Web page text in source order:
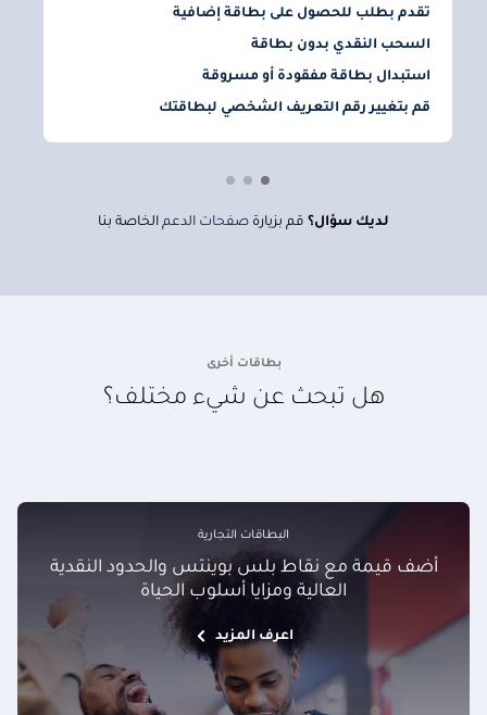
تقدم بطلب للحصول على بطاقة إضافية
السحب النقدي بدون بطاقة
استبدال بطاقة مفقودة أو مسروقة
قم بتغيير رقم التعريف الشخصي لبطاقتك
لديك سؤال؟ قم بزيارة صفحات الدعم الخاصة بنا
بطاقات أخرى
هل تبحث عن شيء مختلف؟
البطاقات التجارية
أضف قيمة مع نقاط بلس بوينتس والحدود النقدية
العالية ومزايا أسلوب الحياة
اعرف المزيد